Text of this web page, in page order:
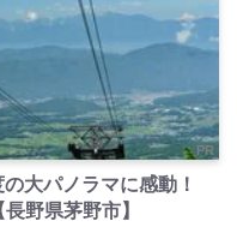
PR
大パノラマに感動！
野県茅野市】